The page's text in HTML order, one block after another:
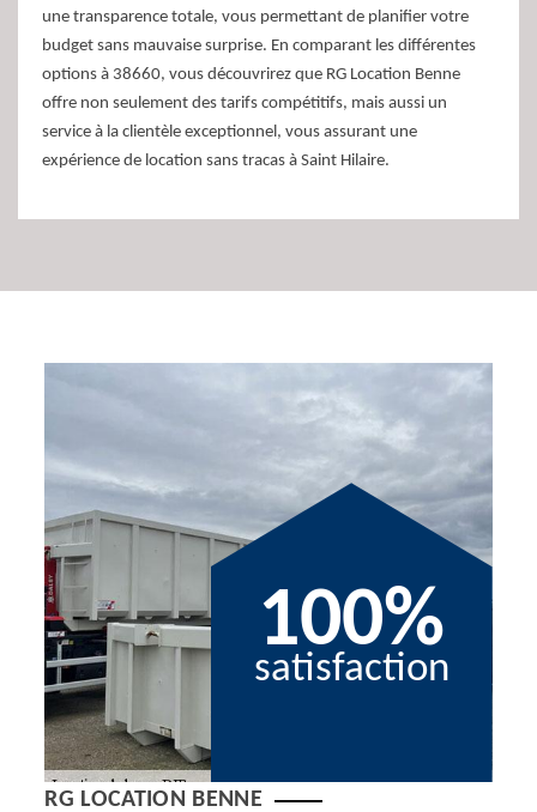
une transparence totale, vous permettant de planifier votre
budget sans mauvaise surprise. En comparant les différentes
options à 38660, vous découvrirez que RG Location Benne
offre non seulement des tarifs compétitifs, mais aussi un
service à la clientèle exceptionnel, vous assurant une
expérience de location sans tracas à Saint Hilaire.
100%
satisfaction
RG LOCATION BENNE